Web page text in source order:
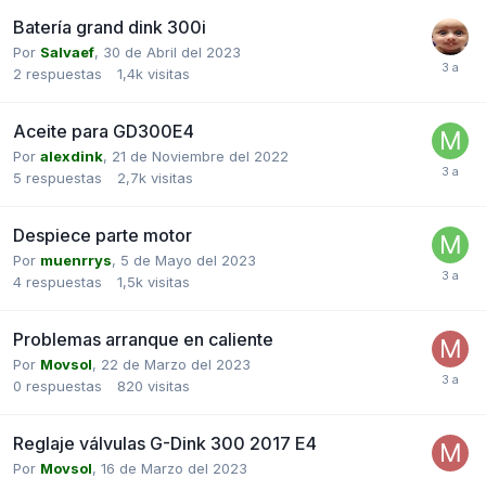
Batería grand dink 300i
Por Salvaef, 30 de Abril del 2023
2 respuestas 1,4k visitas
Aceite para GD300E4
Por alexdink, 21 de Noviembre del 2022
5 respuestas 2,7k visitas
Despiece parte motor
Por muenrrys, 5 de Mayo del 2023
4 respuestas 1,5k visitas
Problemas arranque en caliente
Por Movsol, 22 de Marzo del 2023
0 respuestas 820 visitas
Reglaje válvulas G-Dink 300 2017 E4
Por Movsol, 16 de Marzo del 2023